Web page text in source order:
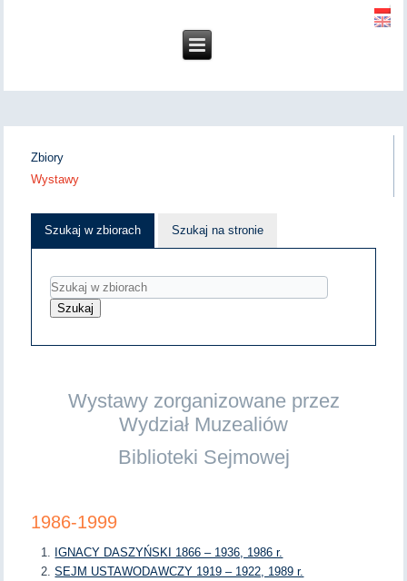
Zbiory
Wystawy
Szukaj w zbiorach Szukaj na stronie
Wystawy zorganizowane przez
Wydział Muzealiów
Biblioteki Sejmowej
1986-1999
IGNACY DASZYŃSKI 1866 – 1936, 1986 r.
SEJM USTAWODAWCZY 1919 – 1922, 1989 r.